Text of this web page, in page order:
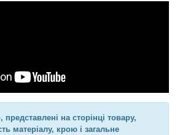
на сторінці товару,
матеріалу, крою і загальне